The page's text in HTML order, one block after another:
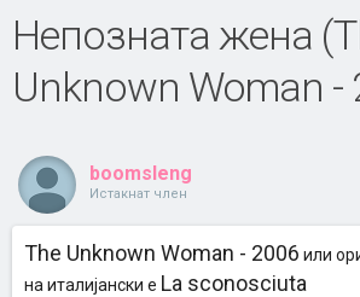
Непозната жена
Unknown Woman -
boomsleng
Истакнат член
The Unknown Woman - 2006 или
на италијански e La sconosciuta